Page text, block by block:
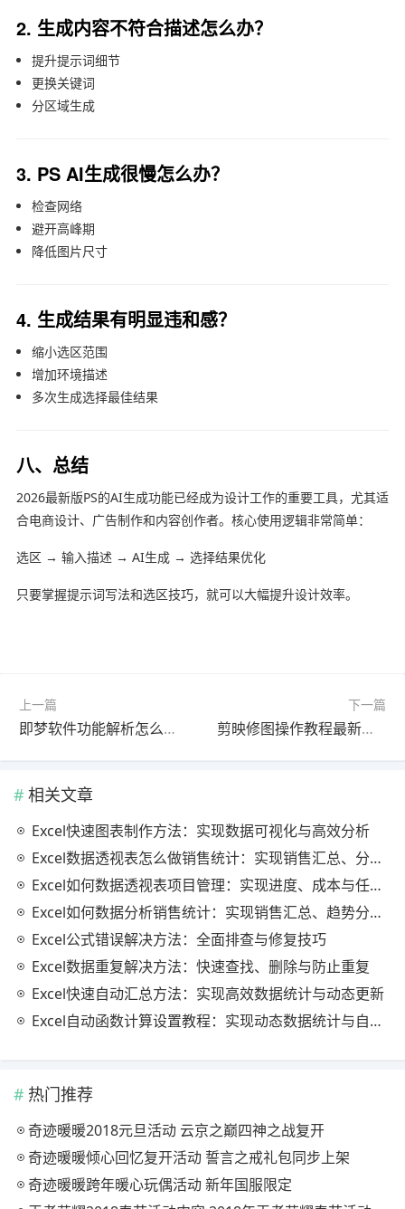
2. 生成内容不符合描述怎么办？
提升提示词细节
更换关键词
分区域生成
3. PS AI生成很慢怎么办？
检查网络
避开高峰期
降低图片尺寸
4. 生成结果有明显违和感？
缩小选区范围
增加环境描述
多次生成选择最佳结果
八、总结
2026最新版PS的AI生成功能已经成为设计工作的重要工具，尤其适
合电商设计、广告制作和内容创作者。核心使用逻辑非常简单：
选区 → 输入描述 → AI生成 → 选择结果优化
只要掌握提示词写法和选区技巧，就可以大幅提升设计效率。
上一篇
即梦软件功能解析怎么做？官方最新版快速上手教程（常见问题解决）
下一篇
剪映修图操作教程最新更新版新手必看
相关文章
Excel快速图表制作方法：实现数据可视化与高效分析
Excel数据透视表怎么做销售统计：实现销售汇总、分析与动态监控
Excel如何数据透视表项目管理：实现进度、成本与任务的高效分析
Excel如何数据分析销售统计：实现销售汇总、趋势分析与业绩优化
Excel公式错误解决方法：全面排查与修复技巧
Excel数据重复解决方法：快速查找、删除与防止重复
Excel快速自动汇总方法：实现高效数据统计与动态更新
Excel自动函数计算设置教程：实现动态数据统计与自动更新
热门推荐
奇迹暖暖2018元旦活动 云京之巅四神之战复开
奇迹暖暖倾心回忆复开活动 誓言之戒礼包同步上架
奇迹暖暖跨年暖心玩偶活动 新年国服限定